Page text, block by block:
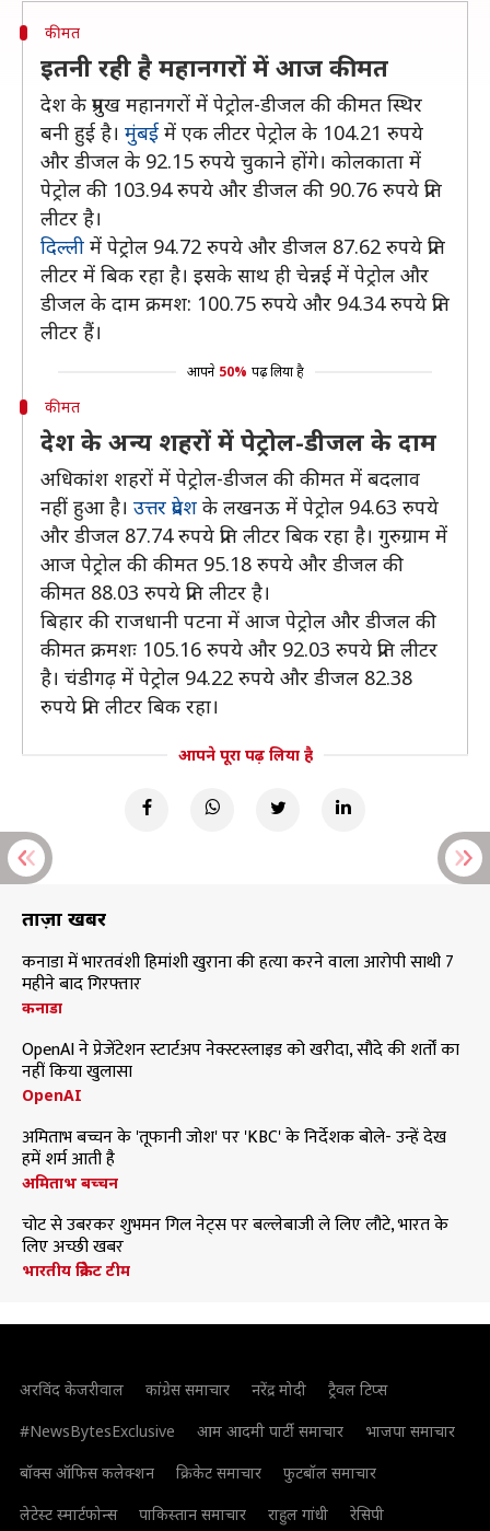
कीमत
इतनी रही है महानगरों में आज कीमत
देश के प्रमुख महानगरों में पेट्रोल-डीजल की कीमत स्थिर
बनी हुई है। मुंबई में एक लीटर पेट्रोल के 104.21 रुपये
और डीजल के 92.15 रुपये चुकाने होंगे। कोलकाता में
पेट्रोल की 103.94 रुपये और डीजल की 90.76 रुपये प्रति
लीटर है।
दिल्ली में पेट्रोल 94.72 रुपये और डीजल 87.62 रुपये प्रति
लीटर में बिक रहा है। इसके साथ ही चेन्नई में पेट्रोल और
डीजल के दाम क्रमश: 100.75 रुपये और 94.34 रुपये प्रति
लीटर हैं।
आपने 50% पढ़ लिया है
कीमत
देश के अन्य शहरों में पेट्रोल-डीजल के दाम
अधिकांश शहरों में पेट्रोल-डीजल की कीमत में बदलाव
नहीं हुआ है। उत्तर प्रदेश के लखनऊ में पेट्रोल 94.63 रुपये
और डीजल 87.74 रुपये प्रति लीटर बिक रहा है। गुरुग्राम में
आज पेट्रोल की कीमत 95.18 रुपये और डीजल की
कीमत 88.03 रुपये प्रति लीटर है।
बिहार की राजधानी पटना में आज पेट्रोल और डीजल की
कीमत क्रमशः 105.16 रुपये और 92.03 रुपये प्रति लीटर
है। चंडीगढ़ में पेट्रोल 94.22 रुपये और डीजल 82.38
रुपये प्रति लीटर बिक रहा।
आपने पूरा पढ़ लिया है
ताज़ा खबरें
कनाडा में भारतवंशी हिमांशी खुराना की हत्या करने वाला आरोपी साथी 7
महीने बाद गिरफ्तार
कनाडा
OpenAI ने प्रेजेंटेशन स्टार्टअप नेक्स्टस्लाइड को खरीदा, सौदे की शर्तों का
नहीं किया खुलासा
OpenAI
अमिताभ बच्चन के 'तूफानी जोश' पर 'KBC' के निर्देशक बोले- उन्हें देख
हमें शर्म आती है
अमिताभ बच्चन
चोट से उबरकर शुभमन गिल नेट्स पर बल्लेबाजी ले लिए लौटे, भारत के
लिए अच्छी खबर
भारतीय क्रिकेट टीम
अरविंद केजरीवाल कांग्रेस समाचार नरेंद्र मोदी
ट्रैवल टिप्स
#NewsBytesExclusive
आम आदमी पार्टी समाचार
भाजपा समाचार
बॉक्स ऑफिस कलेक्शन
क्रिकेट समाचार
फुटबॉल समाचार
लेटेस्ट स्मार्टफोन्स
पाकिस्तान समाचार राहुल गांधी रेसिपी